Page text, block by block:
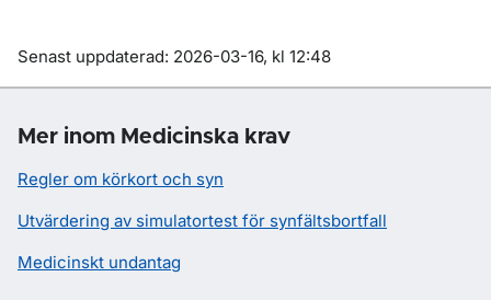
Om sidan
Senast uppdaterad: 2026-03-16, kl 12:48
Mer inom Medicinska krav
Regler om körkort och syn
Utvärdering av simulatortest för synfältsbortfall
Medicinskt undantag